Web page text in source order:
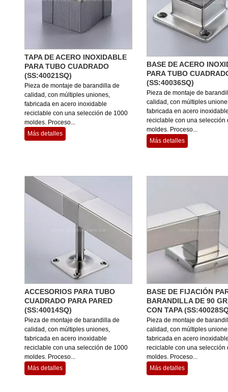
TAPA DE ACERO INOXIDABLE
PARA TUBO CUADRADO
(SS:40021SQ)
Pieza de montaje de barandilla de
calidad, con múltiples uniones,
fabricada en acero inoxidable
reciclable con una selección de 1000
moldes. Proceso...
Más detalles
BASE DE ACERO
PARA TUBO
(SS:40036SQ)
Pieza de montaje de
calidad, con múltiples
fabricada en acero
reciclable con una selección
moldes. Proceso...
Más detalles
ACCESORIOS PARA TUBO
CUADRADO PARA PARED
(SS:40014SQ)
Pieza de montaje de barandilla de
calidad, con múltiples uniones,
fabricada en acero inoxidable
reciclable con una selección de 1000
moldes. Proceso...
Más detalles
BASE DE FIJACIÓN
BARANDILLA DE 90
CON TAPA
Pieza de montaje de
calidad, con múltiples
fabricada en acero
reciclable con una selección
moldes. Proceso...
Más detalles